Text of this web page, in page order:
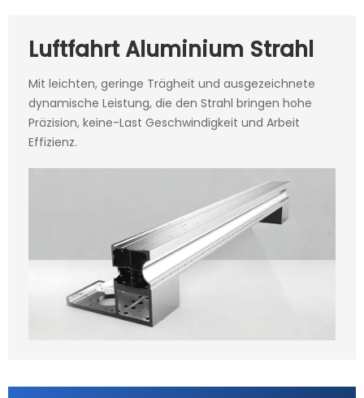
Luftfahrt Aluminium Strahl
Mit leichten, geringe Trägheit und ausgezeichnete
dynamische Leistung, die den Strahl bringen hohe
Präzision, keine-Last Geschwindigkeit und Arbeit
Effizienz.